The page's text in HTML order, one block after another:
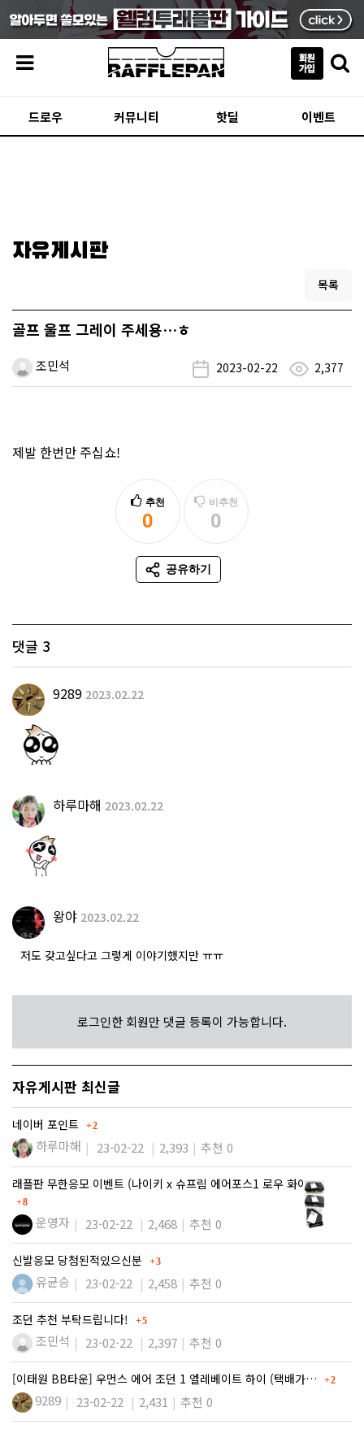
드로우 커뮤니티 핫딜 이벤트
자유게시판
목록
골프 울프 그레이 주세용…ㅎ
조민석 2023-02-22 2,377
제발 한번만 주십쇼!
추천
0
추천
비추천
0
비추천
공유하기
SNS 공유
댓글 3
9289 2023.02.22
하루마해 2023.02.22
왕야 2023.02.22
저도 갖고싶다고 그렇게 이야기했지만 ㅠㅠ
로그인한 회원만 댓글 등록이 가능합니다.
자유게시판 최신글
네이버 포인트 댓글
2
하루마해 23-02-22 2,393 추천 0
래플판 무한응모 이벤트 (나이키 x 슈프림 에어포스1 로우 화이트…
댓글
8
운영자 23-02-22 2,468 추천 0
신발응모 당첨된적있으신분 댓글
3
유균승 23-02-22 2,458 추천 0
조던 추천 부탁드립니다! 댓글
5
조민석 23-02-22 2,397 추천 0
[이태원 BB타운] 우먼스 에어 조던 1 엘레베이트 하이 (택배가… 댓글
2
9289 23-02-22 2,431 추천 0